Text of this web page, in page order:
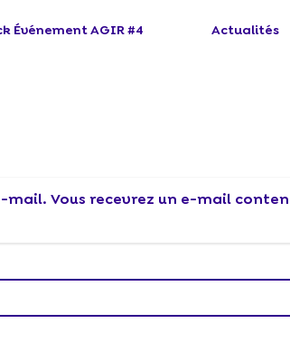
Événement AGIR #4 Actualités
Vous recevrez un e-mail